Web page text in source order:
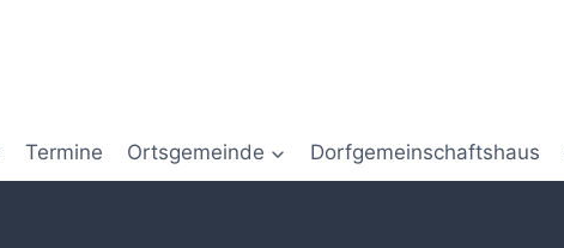
Termine Ortsgemeinde Dorfgemeinschaftshaus